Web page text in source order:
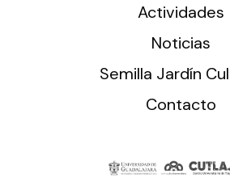
Actividades
Noticias
Semilla Jardín
Contacto